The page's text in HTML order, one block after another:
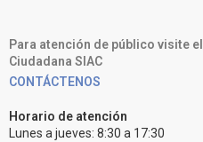
Para atención de público visite
Ciudadana SIAC
CONTÁCTENOS
Horario de atención
Lunes a jueves: 8:30 a 17:30